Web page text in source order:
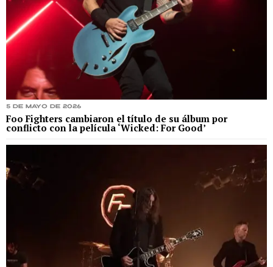
5 de mayo de 2026
Foo Fighters cambiaron el título de su álbum por
conflicto con la película ‘Wicked: For Good’